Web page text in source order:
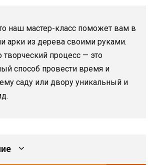
наш мастер-класс поможет вам в
арки из дерева своими руками.
творческий процесс — это
способ провести время и
саду или двору уникальный и